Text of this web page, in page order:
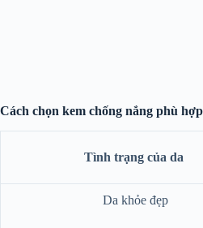
Cách chọn kem chống nắng phù
Tình trạng của da
Da khỏe đẹp